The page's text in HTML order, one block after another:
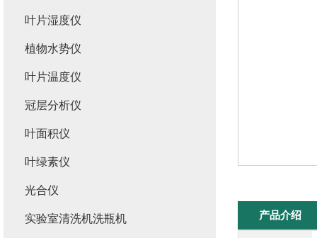
产品介绍
叶片湿度仪
植物水势仪
叶片温度仪
冠层分析仪
叶面积仪
叶绿素仪
光合仪
实验室清洗机洗瓶机